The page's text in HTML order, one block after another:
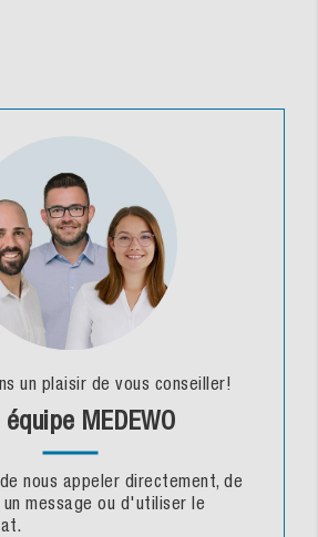
un plaisir de vous conseiller!
MEDEWO
nous appeler directement, de
un message ou d'utiliser le